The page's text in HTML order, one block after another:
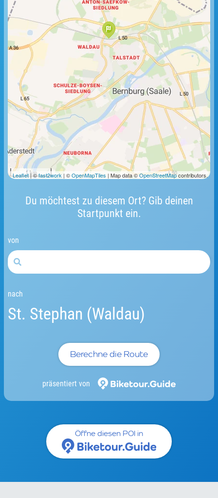
Du möchtest zu diesem Ort? Gib deinen
Startpunkt ein.
von
nach
St. Stephan (Waldau)
Berechne die Route
präsentiert von
1 km
Leaflet| ©fast2work | ©OpenMapTiles | Map data ©OpenStreetMapcontributors.
Öffne diesen POI in